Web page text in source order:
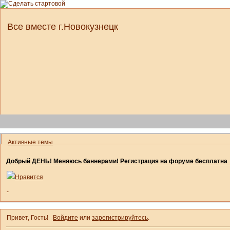
Все вместе г.Новокузнецк
Активные темы
Добрый ДЕНЬ! Меняюсь баннерами! Регистрация на форуме бесплатна
Нравится
-
Привет, Гость! Войдите или зарегистрируйтесь.